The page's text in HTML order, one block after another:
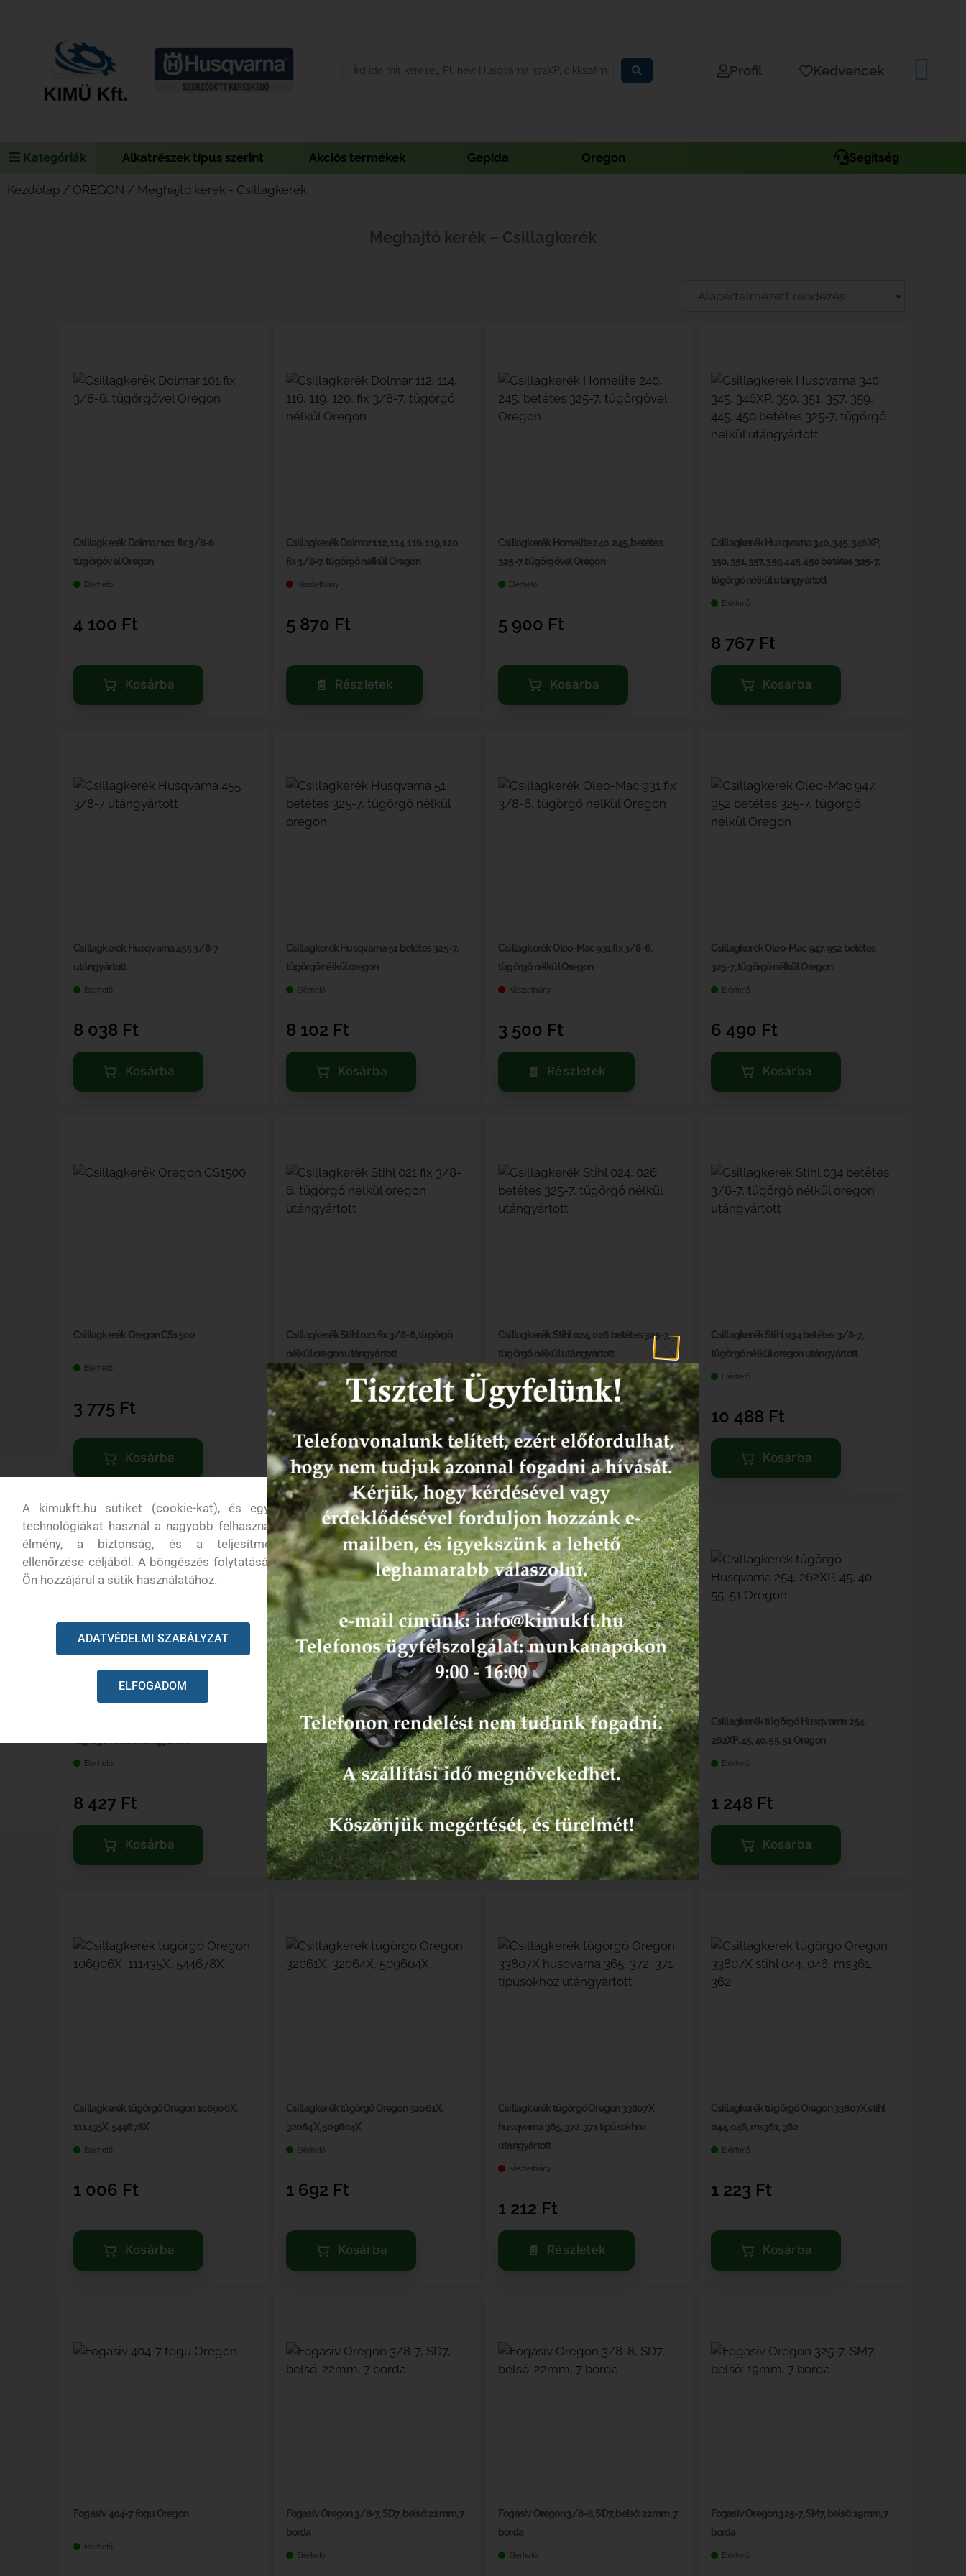
Profil Kedvencek
Kategóriák Alkatrészek típus szerint Akciós termékek Gepida Oregon Segítség
Kezdőlap / OREGON / Meghajtó kerék - Csillagkerék
Meghajtó kerék – Csillagkerék
Csillagkerék Dolmar 101 fix 3/8-6,
tűgörgővel Oregon
Elérhető
4 100 Ft
Kosárba
Csillagkerék Dolmar 112, 114, 116, 119, 120,
fix 3/8-7, tűgörgő nélkül Oregon
Készlethiány
5 870 Ft
Részletek
Csillagkerék Homelite 240, 245, betétes
325-7, tűgörgővel Oregon
Elérhető
5 900 Ft
Kosárba
Csillagkerék Husqvarna 340, 345, 346XP,
350, 351, 357, 359, 445, 450 betétes 325-7,
tűgörgő nélkül utángyártott
Elérhető
8 767 Ft
Kosárba
Csillagkerék Husqvarna 455 3/8-7
utángyártott
Elérhető
8 038 Ft
Kosárba
Csillagkerék Husqvarna 51 betétes 325-7,
tűgörgő nélkül oregon
Elérhető
8 102 Ft
Kosárba
Csillagkerék Oleo-Mac 931 fix 3/8-6,
tűgörgő nélkül Oregon
Készlethiány
3 500 Ft
Részletek
Csillagkerék Oleo-Mac 947, 952 betétes
325-7, tűgörgő nélkül Oregon
Elérhető
6 490 Ft
Kosárba
Csillagkerék Oregon CS1500
Elérhető
3 775 Ft
Kosárba
Csillagkerék Stihl 021 fix 3/8-6, tűgörgő
nélkül oregon utángyártott
Készlethiány
5 348Ft
Részletek
Csillagkerék Stihl 024, 026 betétes 325-7,
tűgörgő nélkül utángyártott
Készlethiány
9 532Ft
Részletek
Csillagkerék Stihl 034 betétes 3/8-7,
tűgörgő nélkül oregon utángyártott
Elérhető
10 488 Ft
Kosárba
Elérhető
8 427 Ft
Kosárba
Csillagkerék Stihl 41 fix 3/8-7, tűgörgő
nélkül Oregon
Elérhető
5 500Ft
Kosárba
Csillagkerék tűgörgő Husqvarna 036
oregon
Elérhető
875Ft
Kosárba
Csillagkerék tűgörgő Husqvarna 254,
262XP, 45, 40, 55, 51 Oregon
Elérhető
1 248 Ft
Kosárba
Csillagkerék tűgörgő Oregon 106906X,
111435X, 544678X
Elérhető
1 006 Ft
Kosárba
Csillagkerék tűgörgő Oregon 32061X,
32064X, 509604X,
Elérhető
1 692 Ft
Kosárba
Csillagkerék tűgörgő Oregon 33807X
husqvarna 365, 372, 371 típúsokhoz
utángyártott
Készlethiány
1 212 Ft
Részletek
Csillagkerék tűgörgő Oregon 33807X stihl
044, 046, ms361, 362
Elérhető
1 223 Ft
Kosárba
Fogasiv 404-7 fogu Oregon
Elérhető
Fogasív Oregon 3/8-7, SD7, belső: 22mm, 7
borda
Elérhető
Fogasív Oregon 3/8-8, SD7, belső: 22mm, 7
borda
Elérhető
Fogasív Oregon 325-7, SM7, belső: 19mm, 7
borda
Elérhető
A kimukft.hu sütiket (cookie-kat), és egyéb
technológiákat használ a nagyobb felhasználói
élmény, a biztonság, és a teljesítmény
ellenőrzése céljából. A böngészés folytatásával
Ön hozzájárul a sütik használatához.
ADATVÉDELMI SZABÁLYZAT
ELFOGADOM